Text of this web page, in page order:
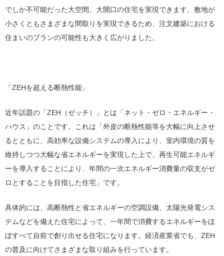
でしか不可能だった大空間、大開口の住宅を実現できます。敷地が
小さくともさまざまな間取りを実現できるため、注文建築における
住まいのプランの可能性も大きく広がりました。
「ZEHを超える断熱性能」
近年話題の「ZEH（ゼッチ）」とは「ネット・ゼロ・エネルギー・
ハウス」のことです。これは「外皮の断熱性能等を大幅に向上させ
るとともに、高効率な設備システムの導入により、室内環境の質を
維持しつつ大幅な省エネルギーを実現した上で、再生可能エネルギ
ーを導入することにより、年間の一次エネルギー消費量の収支がゼ
ロとすることを目指した住宅」です。
具体的には、高断熱性と省エネルギーの空調設備、太陽光発電シス
テムなどを備えた住宅によって、一年間で消費するエネルギーをほ
ぼすべて自前で創り出せる住宅になります。経済産業省でも、ZEH
の普及に向けてさまざまな取り組みを行っています。